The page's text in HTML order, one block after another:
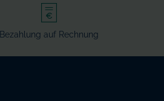
Bezahlung auf Rechnung